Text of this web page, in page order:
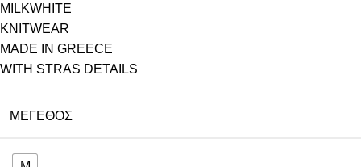
MILKWHITE
KNITWEAR
MADE IN GREECE
WITH STRAS DETAILS
ΜΈΓΕΘΟΣ